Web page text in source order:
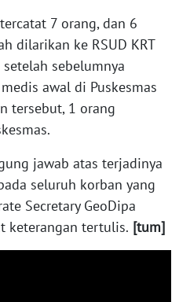
7 orang, dan 6
dilarikan ke RSUD KRT
sebelumnya
awal di Puskesmas
tersebut, 1 orang
jawab atas terjadinya
seluruh korban yang
Secretary GeoDipa
keterangan tertulis. [tum]